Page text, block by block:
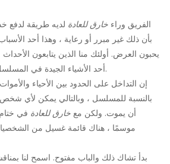
الفريق وراء خارق للعادة لديه طريقة لدفع
بأن ذلك غير مبرر أو رعاية ، وهذا أحد
يحبون العرض. أولئك منا الذين يتابعون
أحد الأشياء الجيدة في المسلسل هو إعادة الوجوه القديمة.
إن التداخل على الحدود بين الأحياء
بالنسبة للمسلسل ، وبالتالي يمكن لأي
أن يموت. ولكن مع خارق للعادة
موسمًا ، هناك قائمة غسيل من
بدأ تشاك ذلك والباب مفتوح. اسمح لنا